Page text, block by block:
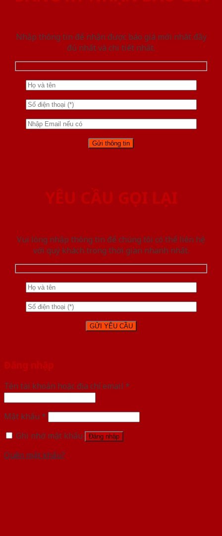
Nhập thông tin để nhận được báo giá mới nhât đầy
đủ nhất và chi tiết nhất.
YÊU CẦU GỌI LẠI
Vui lòng nhập thông tin để chúng tôi có thể liên hệ
với quý khách trong thời gian nhanh nhất.
Đăng nhập
Tên tài khoản hoặc địa chỉ email *
Mật khẩu *
Ghi nhớ mật khẩu
Đăng nhập
Quên mật khẩu?